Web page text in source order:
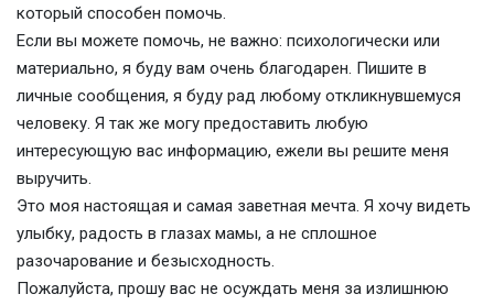
который способен помочь.
Если вы можете помочь, не важно: психологически или
материально, я буду вам очень благодарен. Пишите в
личные сообщения, я буду рад любому откликнувшемуся
человеку. Я так же могу предоставить любую
интересующую вас информацию, ежели вы решите меня
выручить.
Это моя настоящая и самая заветная мечта. Я хочу видеть
улыбку, радость в глазах мамы, а не сплошное
разочарование и безысходность.
Пожалуйста, прошу вас не осуждать меня за излишнюю